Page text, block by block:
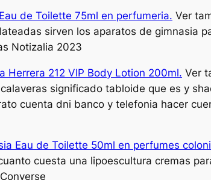
de Toilette 75ml en perfumeria. Ver
sirven los aparatos de gimnasia
Notizalia 2023
Herrera 212 VIP Body Lotion 200ml. Ver
significado tabloide que es y
cuenta dni banco y telefonia hacer
Eau de Toilette 50ml en perfumes
cuesta una lipoescultura cremas